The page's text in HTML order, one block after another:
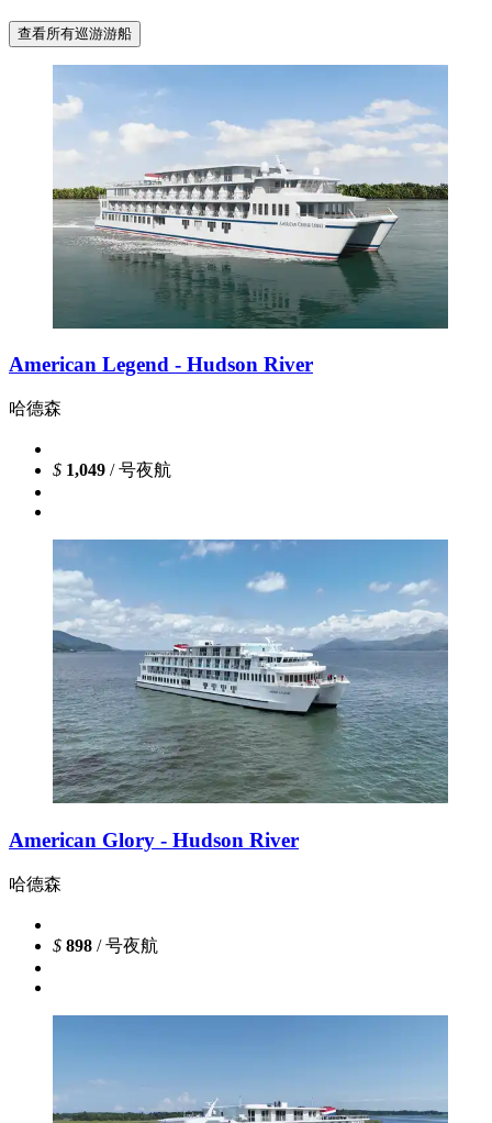
查看所有巡游游船
American Legend - Hudson River
哈德森
$ 1,049 / 号夜航
American Glory - Hudson River
哈德森
$ 898 / 号夜航